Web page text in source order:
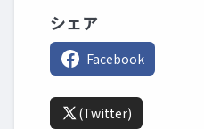
シェア
Facebook
(Twitter)